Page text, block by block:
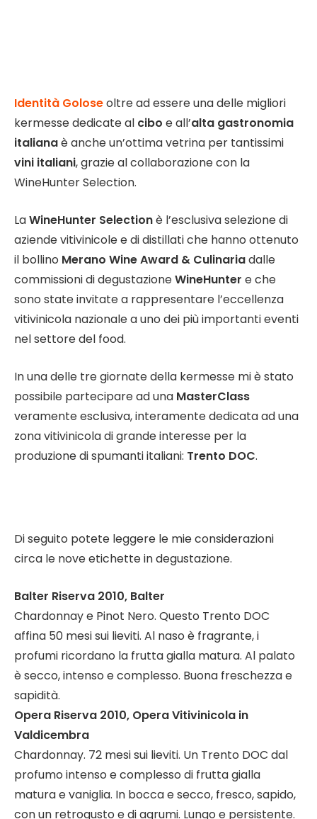
Identità Goloseoltre ad essere una delle migliori
kermesse dedicate al cibo e all’alta gastronomia
italianaè anche un’ottima vetrina per tantissimi
vini italiani, grazie al collaborazione con la
WineHunter Selection.
LaWineHunter Selectionè l’esclusiva selezione di
aziende vitivinicole e di distillati che hanno ottenuto
il bollino Merano Wine Award & Culinariadalle
commissioni di degustazioneWineHunter e che
sono state invitate a rappresentare l’eccellenza
vitivinicola nazionale a uno dei più importanti eventi
nel settore del food.
In una delle tre giornate della kermesse mi è stato
possibile partecipare ad una MasterClass
veramente esclusiva, interamente dedicata ad una
zona vitivinicola di grande interesse per la
produzione di spumanti italiani: Trento DOC.
Di seguito potete leggere le mie considerazioni
circa le nove etichette in degustazione.
Balter Riserva 2010, Balter
Chardonnay e Pinot Nero. Questo Trento DOC
affina 50 mesi sui lieviti. Al naso è fragrante, i
profumi ricordano la frutta gialla matura. Al palato
è secco, intenso e complesso. Buona freschezza e
sapidità.
Opera Riserva 2010, Opera Vitivinicola in
Valdicembra
Chardonnay. 72 mesi sui lieviti. Un Trento DOC dal
profumo intenso e complesso di frutta gialla
matura e vaniglia. In bocca e secco, fresco, sapido,
con un retrogusto e di agrumi. Lungo e persistente.